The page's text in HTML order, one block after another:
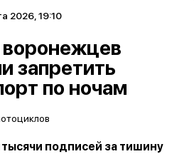
2026, 19:10
запретить
по ночам
подписей за тишину